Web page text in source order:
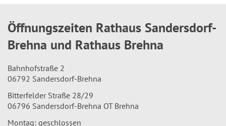
Öffnungszeiten Rathaus Sandersdorf-
Brehna und Rathaus Brehna
Bahnhofstraße 2
06792 Sandersdorf-Brehna
Bitterfelder Straße 28/29
06796 Sandersdorf-Brehna OT Brehna
Montag: geschlossen